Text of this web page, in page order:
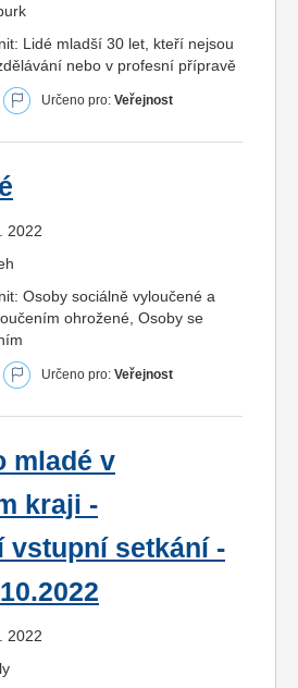
Lidé mladší 30 let, kteří nejsou
nebo v profesní přípravě
Určeno pro: Veřejnost
2022
Osoby sociálně vyloučené a
ohrožené, Osoby se
Určeno pro: Veřejnost
mladé v
kraji -
vstupní setkání -
2022